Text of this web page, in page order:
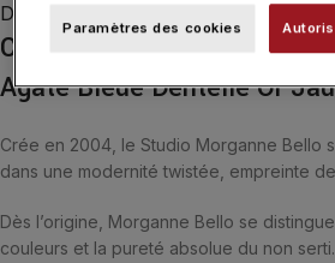
Description
Collier Morganne Bello
Agate Bleue Dentelle Or
Crée en 2004, le Studio Morganne Bello
dans une modernité twistée, empreinte
Dès l’origine, Morganne Bello se
couleurs et la pureté absolue du non
Paramètres des cookies